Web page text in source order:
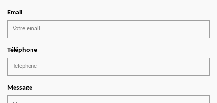
Email
Téléphone
Message